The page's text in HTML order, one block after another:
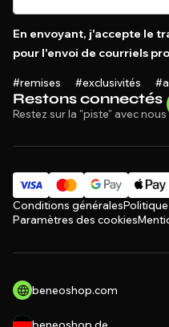
Restons connectés
Restez sur la "piste" avec nous
En envoyant, j'accepte le
pour l'envoi de courriels
#remises #exclusivités
Conditions générales
Paramètres des cookies
beneoshop.com